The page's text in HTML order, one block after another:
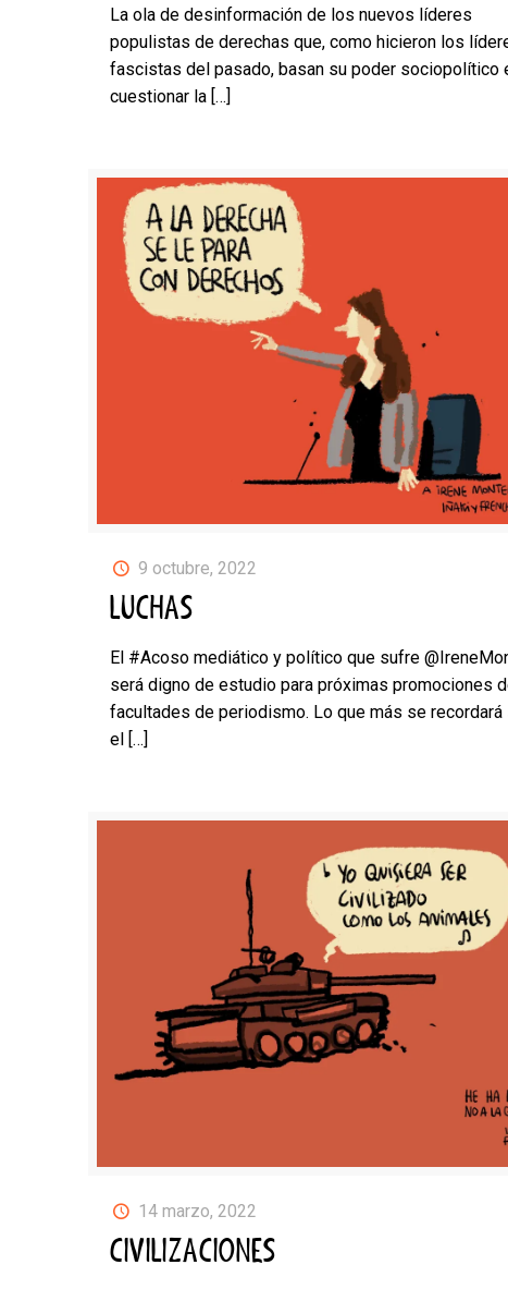
La ola de desinformación de los nuevos líderes
populistas de derechas que, como hicieron los
fascistas del pasado, basan su poder sociopolítico
cuestionar la[…]
9 octubre, 2022
LUCHAS
El #Acoso mediático y político que sufre
será digno de estudio para próximas promociones
facultades de periodismo. Lo que más se recordará
el[…]
14 marzo, 2022
CIVILIZACIONES